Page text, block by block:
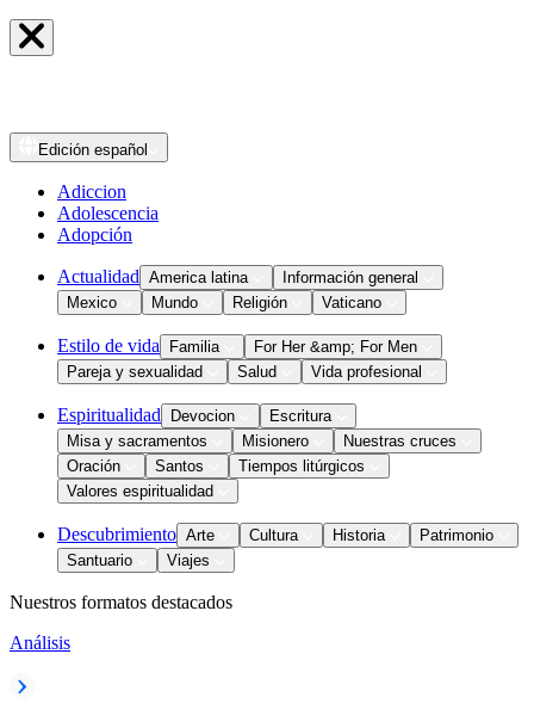
Edición español
Adiccion
Adolescencia
Adopción
Actualidad America latina
Información general
Mexico
Mundo Religión Vaticano
Estilo de vida Familia
For Her &amp; For Men
Pareja y sexualidad
Salud Vida profesional
Espiritualidad Devocion
Escritura
Misa y sacramentos
Misionero
Nuestras cruces
Oración
Santos
Tiempos litúrgicos
Valores espiritualidad
Descubrimiento Arte Cultura Historia
Patrimonio
Santuario
Viajes
Nuestros formatos destacados
Análisis